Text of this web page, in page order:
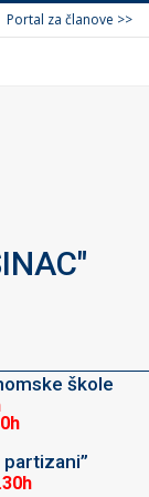
Portal za članove >>
škole
partizani”